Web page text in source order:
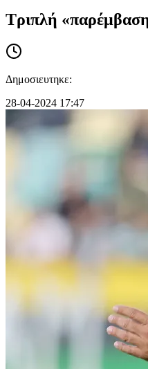
Τριπλή
Δημοσιευτηκε:
28-04-2024 17:47